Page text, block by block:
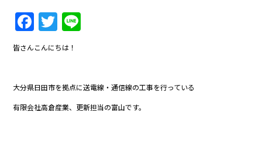
F
a
c
e
b
o
T
w
itt
er
皆さんこんにちは！
大分県日田市を拠点に送電線・通信線の工事を行っている
有限会社高倉産業、更新担当の富山です。